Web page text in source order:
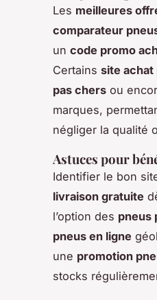
Les meilleures
comparateur
un code promo
Certains site achat
pas chers ou
marques,
négliger la qualité
Astuces pour
Identifier le bon
livraison gratuite
l’option des pneus
pneus en ligne
une promotion
stocks